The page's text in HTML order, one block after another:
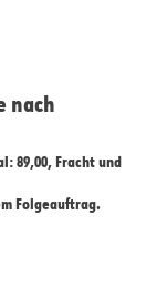
nach
89,00, Fracht und
Folgeauftrag.